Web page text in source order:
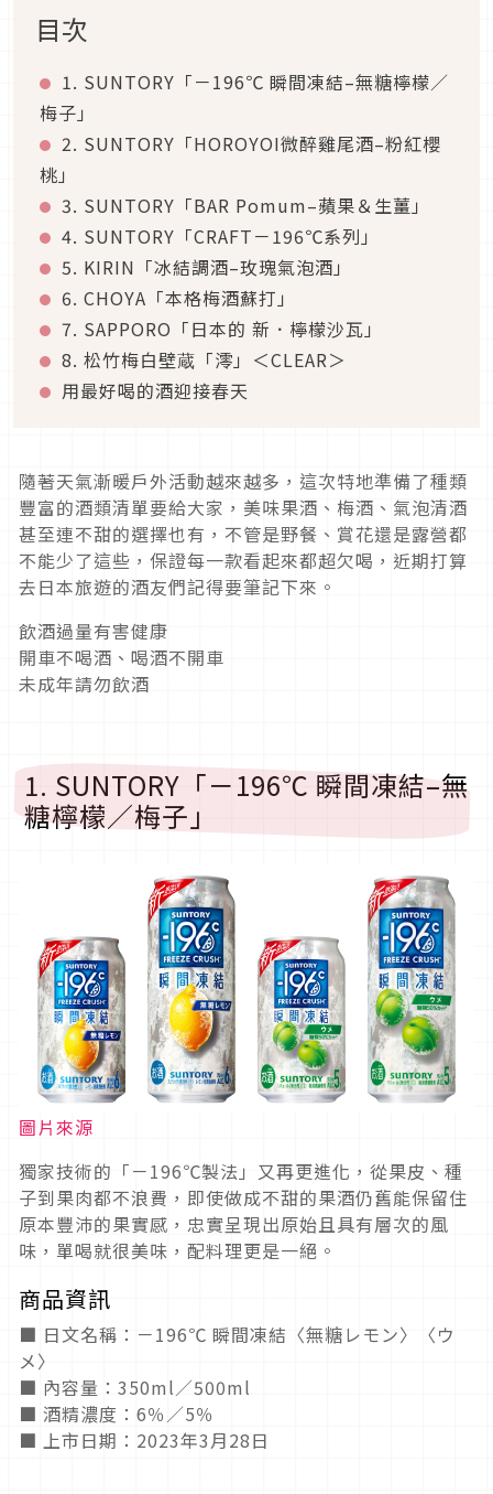
目次
1. SUNTORY「－196℃ 瞬間凍結–無糖檸檬／
梅子」
2. SUNTORY「HOROYOI微醉雞尾酒–粉紅櫻
桃」
3. SUNTORY「BAR Pomum–蘋果＆生薑」
4. SUNTORY「CRAFT－196℃系列」
5. KIRIN「冰結調酒–玫瑰氣泡酒」
6. CHOYA「本格梅酒蘇打」
7. SAPPORO「日本的 新．檸檬沙瓦」
8. 松竹梅白壁蔵「澪」＜CLEAR＞
用最好喝的酒迎接春天
隨著天氣漸暖戶外活動越來越多，這次特地準備了種類
豐富的酒類清單要給大家，美味果酒、梅酒、氣泡清酒
甚至連不甜的選擇也有，不管是野餐、賞花還是露營都
不能少了這些，保證每一款看起來都超欠喝，近期打算
去日本旅遊的酒友們記得要筆記下來。
飲酒過量有害健康
開車不喝酒、喝酒不開車
未成年請勿飲酒
1. SUNTORY「－196℃ 瞬間凍結–無
糖檸檬／梅子」
圖片來源
獨家技術的「－196℃製法」又再更進化，從果皮、種
子到果肉都不浪費，即使做成不甜的果酒仍舊能保留住
原本豐沛的果實感，忠實呈現出原始且具有層次的風
味，單喝就很美味，配料理更是一絕。
商品資訊
■ 日文名稱：－196℃ 瞬間凍結〈無糖レモン〉〈ウ
メ〉
■ 內容量：350ml／500ml
■ 酒精濃度：6％／5％
■ 上市日期：2023年3月28日